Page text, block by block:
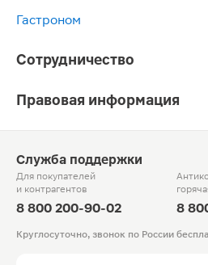
Гастроном
Сотрудничество
Правовая информация
Служба поддержки
Для покупателей
и контрагентов
8 800 200-90-02 8
Круглосуточно, звонок по России